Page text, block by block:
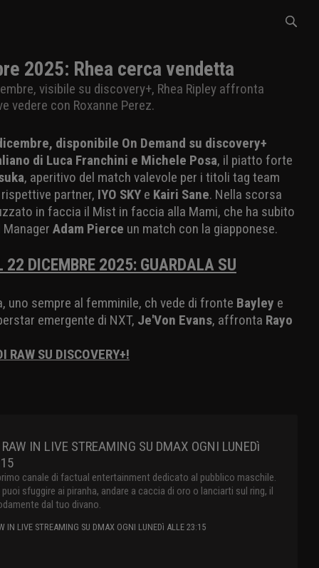
2025: Rhea cerca vendetta
visibile su discovery+, Rhea Ripley affronta
vedere con Roxanne Perez.
disponibile On Demand su discovery+
di Luca Franchini e Michele Posa, il piatto forte
, aperitivo del match valevole per i titoli tag team
partner, IYO SKY e Kairi Sane. Nella scorsa
in faccia il Mist in faccia alla Mami, che ha subito
Adam Pierce un match con la giapponese.
22 DICEMBRE 2025: GUARDALA SU
uno sempre al femminile, ch vede di fronte Bayley e
emergente di NXT, Je'Von Evans, affronta Rayo
RAW SU DISCOVERY+!
RAW IN LIVE STREAMING SU DMAX OGNI LUNEDì
canale di factual entertainment dedicato al pubblico maschile.
puoi sfuggire ai piranha, andare a caccia di oro o lanciarti sul ring, il
dal tuo divano.
IN LIVE STREAMING SU DMAX OGNI LUNEDì ALLE 23:15